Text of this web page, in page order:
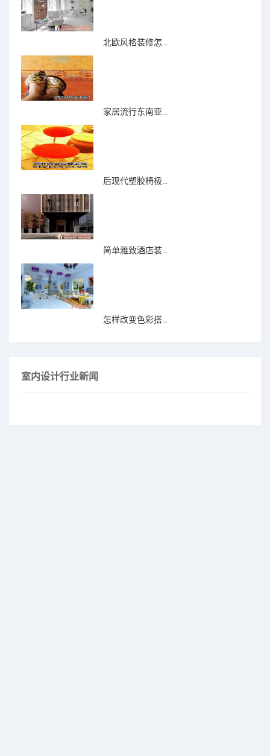
北欧风格装修怎...
家居流行东南亚...
后现代塑胶椅极...
简单雅致酒店装...
怎样改变色彩搭...
室内设计行业新闻